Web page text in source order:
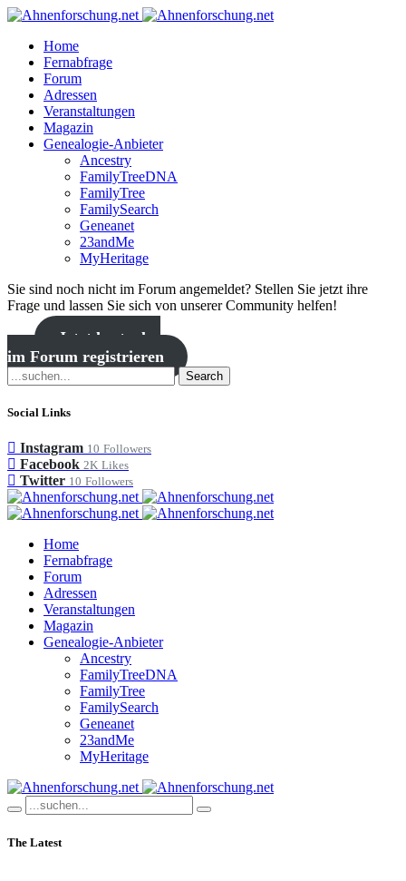
Home
Fernabfrage
Forum
Adressen
Veranstaltungen
Magazin
Genealogie-Anbieter
Ancestry
FamilyTreeDNA
FamilyTree
FamilySearch
Geneanet
23andMe
MyHeritage
Sie sind noch nicht im Forum angemeldet? Stellen Sie jetzt ihre
Frage und lassen Sie sich von unserer Community helfen!
Jetzt kostenlos
im Forum registrieren
Search
Social Links
Instagram 10 Followers
Facebook 2K Likes
Twitter 10 Followers
Home
Fernabfrage
Forum
Adressen
Veranstaltungen
Magazin
Genealogie-Anbieter
Ancestry
FamilyTreeDNA
FamilyTree
FamilySearch
Geneanet
23andMe
MyHeritage
The Latest